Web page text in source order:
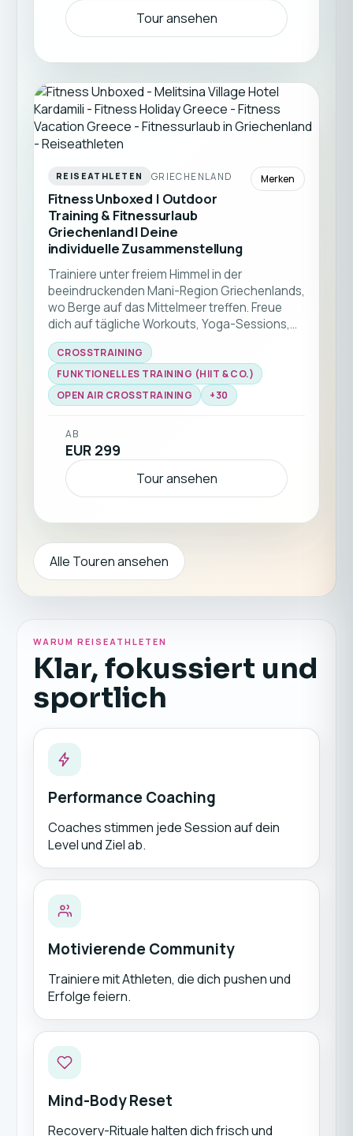
Tour ansehen
REISEATHLETEN GRIECHENLAND
Fitness Unboxed | Outdoor
Training & Fitnessurlaub
Griechenland| Deine
individuelle Zusammenstellung
Merken
Trainiere unter freiem Himmel in der
beeindruckenden Mani-Region Griechenlands,
wo Berge auf das Mittelmeer treffen. Freue
dich auf tägliche Workouts, Yoga-Sessions,
Wanderungen, Kajak-Touren und
authentische griechische Gastfreundschaft –
und gestalte die perfekte Mischung aus
Aktivität, Abenteuer und Erholung ganz nach
deinen Vorstellungen. ☀️🏋️‍♂️🌊
CROSSTRAINING
FUNKTIONELLES TRAINING (HIIT & CO.)
OPEN AIR CROSSTRAINING
+30
AB
EUR 299
Tour ansehen
Alle Touren ansehen
WARUM REISEATHLETEN
Klar, fokussiert und
sportlich
Performance Coaching
Coaches stimmen jede Session auf dein
Level und Ziel ab.
Motivierende Community
Trainiere mit Athleten, die dich pushen und
Erfolge feiern.
Mind-Body Reset
Recovery-Rituale halten dich frisch und